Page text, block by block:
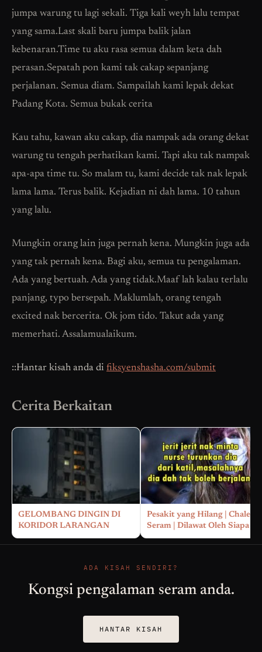
jumpa warung tu lagi sekali. Tiga kali weyh lalu tempat
yang sama.Last skali baru jumpa balik jalan
kebenaran.Time tu aku rasa semua dalam keta dah
perasan.Sepatah pon kami tak cakap sepanjang
perjalanan. Semua diam. Sampailah kami lepak dekat
Padang Kota. Semua bukak cerita
Kau tahu, kawan aku cakap, dia nampak ada orang dekat
warung tu tengah perhatikan kami. Tapi aku tak nampak
apa-apa time tu. So malam tu, kami decide tak nak lepak
lama lama. Terus balik. Kejadian ni dah lama. 10 tahun
yang lalu.
Mungkin orang lain juga pernah kena. Mungkin juga ada
yang tak pernah kena. Bagi aku, semua tu pengalaman.
Ada yang bertuah. Ada yang tidak.Maaf lah kalau terlalu
panjang, typo bersepah. Maklumlah, orang tengah
excited nak bercerita. Ok jom tido. Takut ada yang
memerhati. Assalamualaikum.
::Hantar kisah anda di fiksyenshasha.com/submit
Cerita Berkaitan
GELOMBANG DINGIN DI
KORIDOR LARANGAN
Pesakit yang Hilang | Chalet
Seram | Dilawat Oleh Siapa
ADA KISAH SENDIRI?
Kongsi pengalaman seram anda.
HANTAR KISAH